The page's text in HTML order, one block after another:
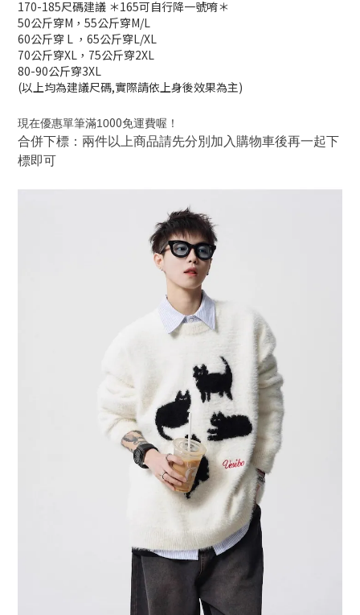
170-185尺碼建議 ＊165可自行降一號唷＊
50公斤穿M， 55公斤穿M/L
60公斤穿 L ， 65公斤穿L/XL
70公斤穿XL， 75公斤穿2XL
80-90公斤穿3XL
(以上均為建議尺碼,實際請依上身後效果為主)
現在優惠單筆滿1000免運費喔！
合併下標：兩件以上商品請先分別加入購物車後再一起下
標即可